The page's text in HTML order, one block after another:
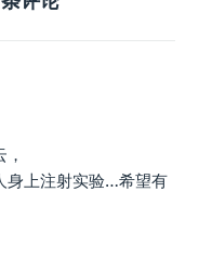
身上注射实验…希望有